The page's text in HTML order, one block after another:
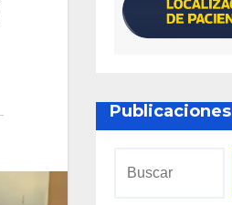
Publicaciones